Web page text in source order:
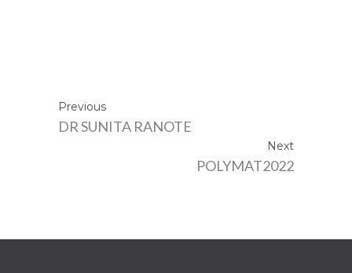
Previous
DR SUNITA RANOTE
Next
POLYMAT2022